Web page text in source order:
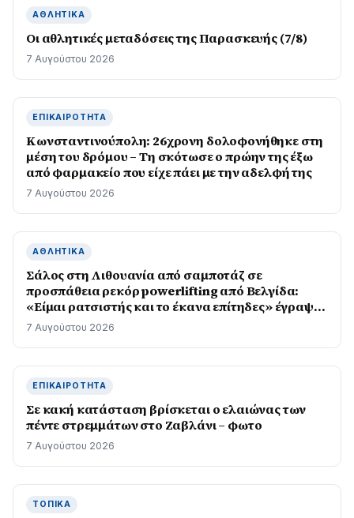
ΑΘΛΗΤΙΚΆ
Οι αθλητικές μεταδόσεις της Παρασκευής (7/8)
7 Αυγούστου 2026
ΕΠΙΚΑΙΡΌΤΗΤΑ
Κωνσταντινούπολη: 26χρονη δολοφονήθηκε στη
μέση του δρόμου – Τη σκότωσε ο πρώην της έξω
από φαρμακείο που είχε πάει με την αδελφή της
7 Αυγούστου 2026
ΑΘΛΗΤΙΚΆ
Σάλος στη Λιθουανία από σαμποτάζ σε
προσπάθεια ρεκόρ powerlifting από Βελγίδα:
«Είμαι ρατσιστής και το έκανα επίτηδες» έγραψε
ο δράστης
7 Αυγούστου 2026
ΕΠΙΚΑΙΡΌΤΗΤΑ
Σε κακή κατάσταση βρίσκεται ο ελαιώνας των
πέντε στρεμμάτων στο Ζαβλάνι – φωτο
7 Αυγούστου 2026
ΤΟΠΙΚΆ